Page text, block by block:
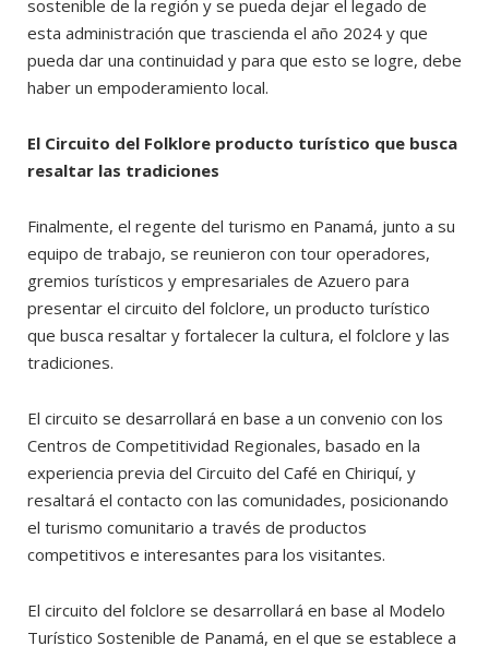
sostenible de la región y se pueda dejar el legado de
esta administración que trascienda el año 2024 y que
pueda dar una continuidad y para que esto se logre, debe
haber un empoderamiento local.
El Circuito del Folklore producto turístico que busca
resaltar las tradiciones
Finalmente, el regente del turismo en Panamá, junto a su
equipo de trabajo, se reunieron con tour operadores,
gremios turísticos y empresariales de Azuero para
presentar el circuito del folclore, un producto turístico
que busca resaltar y fortalecer la cultura, el folclore y las
tradiciones.
El circuito se desarrollará en base a un convenio con los
Centros de Competitividad Regionales, basado en la
experiencia previa del Circuito del Café en Chiriquí, y
resaltará el contacto con las comunidades, posicionando
el turismo comunitario a través de productos
competitivos e interesantes para los visitantes.
El circuito del folclore se desarrollará en base al Modelo
Turístico Sostenible de Panamá, en el que se establece a